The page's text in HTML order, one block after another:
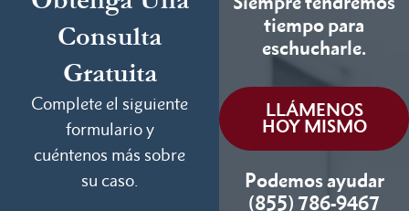
Consulta
Gratuita
Complete el siguiente
formulario y
cuéntenos más sobre
su caso.
tiempo para
eschucharle.
LLÁMENOS
HOY MISMO
Podemos ayudar
(855) 786-9467